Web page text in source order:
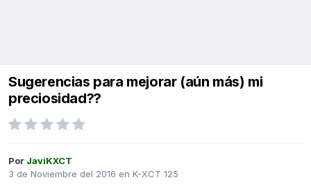
Sugerencias para mejorar (aún más) mi
preciosidad??
Por JaviKXCT
3 de Noviembre del 2016 en K-XCT 125